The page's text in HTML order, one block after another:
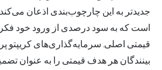
جدیدتر به این چارچوب‌بندی اذعان می‌کند
است که به سود درصدی از ورود خود فکر
قیمتی اصلی. سرمایه‌گذاری‌های کریپتو
بینندگان هر هدف قیمتی را به عنوان